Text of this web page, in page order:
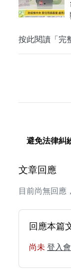
按此閱讀「完
避免法律糾
文章回應
目前尚無回應
回應本篇
尚未 登入